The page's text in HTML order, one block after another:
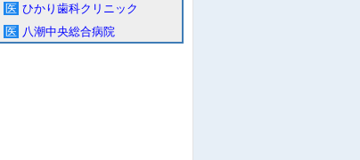
医 ひかり歯科クリニック
医 八潮中央総合病院